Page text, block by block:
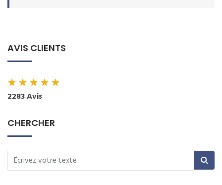
AVIS CLIENTS
★★★★★
2283 Avis
CHERCHER